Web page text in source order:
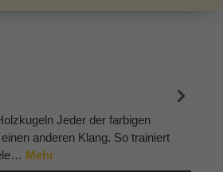
Jeder der farbigen
anderen Klang. So trainiert
Mehr